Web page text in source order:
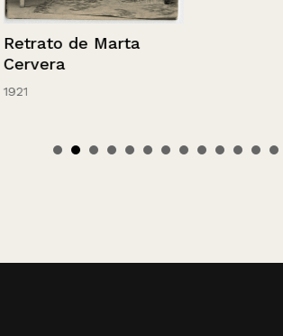
Retrato de Marta
Cervera
1921